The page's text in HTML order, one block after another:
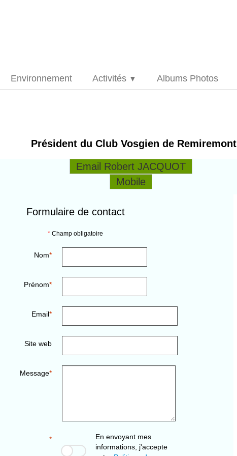
Environnement Activités ▼ Albums Photos
Président du Club Vosgien de Remiremont
Email Robert JACQUOT
Mobile
Formulaire de contact
*Champ obligatoire
Nom
Prénom
Email
Site web
Message
En envoyant mes
informations, j'accepte